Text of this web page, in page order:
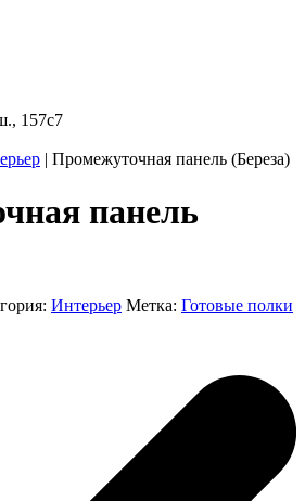
157с7
| Промежуточная панель (Береза)
панель
Интерьер Метка: Готовые полки